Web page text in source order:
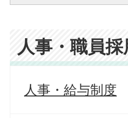
人事・職員採
人事・給与制度